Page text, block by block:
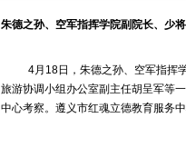
4月18日，朱德之孙、空军指挥
旅游协调小组办公室副主任胡呈军等
中心考察。遵义市红魂立德教育服务